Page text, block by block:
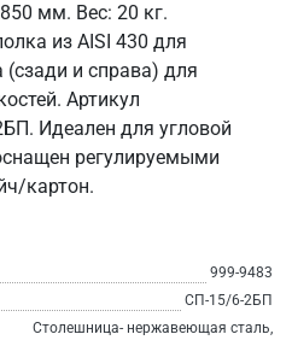
мм. Вес: 20 кг.
из AISI 430 для
(сзади и справа) для
Артикул
Идеален для угловой
регулируемыми
картон.
999-9483
СП-15/6-2БП
Столешница- нержавеющая сталь,